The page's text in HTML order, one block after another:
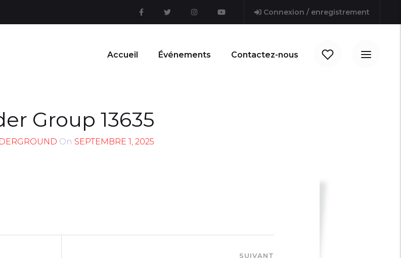
Connexion / enregistrement
Accueil Événements Contactez-nous
Group 13635
On SEPTEMBRE 1, 2025
SUIVANT